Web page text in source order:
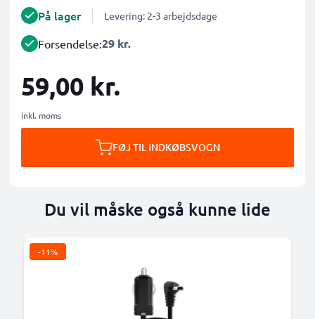
På lager Levering: 2-3 arbejdsdage
Forsendelse:29 kr.
59,00 kr.
inkl. moms
FØJ TIL INDKØBSVOGN
Du vil måske også kunne lide
-11%